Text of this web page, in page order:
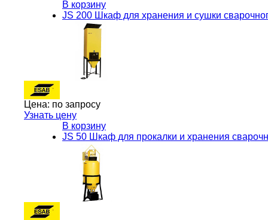
В корзину
JS 200 Шкаф для хранения и сушки
Цена: по запросу
Узнать цену
В корзину
JS 50 Шкаф для прокалки и хранения